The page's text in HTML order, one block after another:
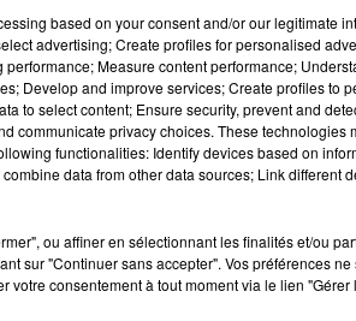
disponibles.
site Internet de l’enseigne
de France de la marque.
based on your consent and/or our legitimate
advertising; Create profiles for personalised
Measure content performance;
Develop and improve services; Create profiles to
to select content; Ensure security, prevent and
communicate privacy choices. These technologies
functionalities: Identify devices based on
data from other data sources; Link different
ou affiner en sélectionnant les finalités et/ou
sur "Continuer sans accepter". Vos préférences
votre consentement à tout moment via le lien